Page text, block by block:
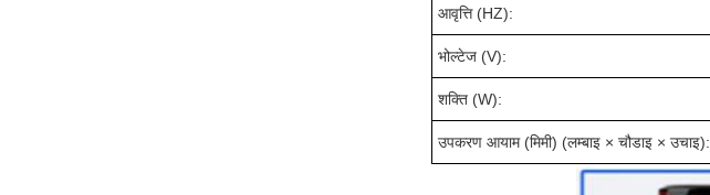
आवृत्ति (HZ):
भोल्टेज (V):
शक्ति (W):
उपकरण आयाम (मिमी) (लम्बाइ × चौडाइ × उचाइ):